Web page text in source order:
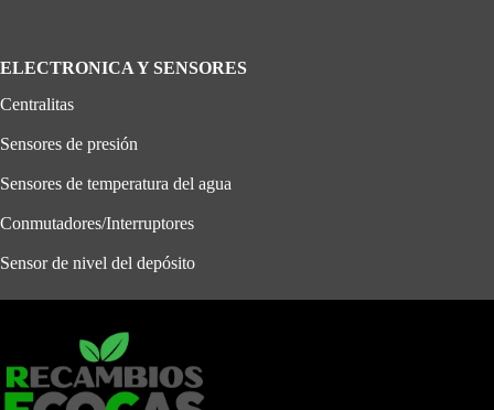
ELECTRONICA Y SENSORES
Centralitas
Sensores de presión
Sensores de temperatura del agua
Conmutadores/Interruptores
Sensor de nivel del depósito